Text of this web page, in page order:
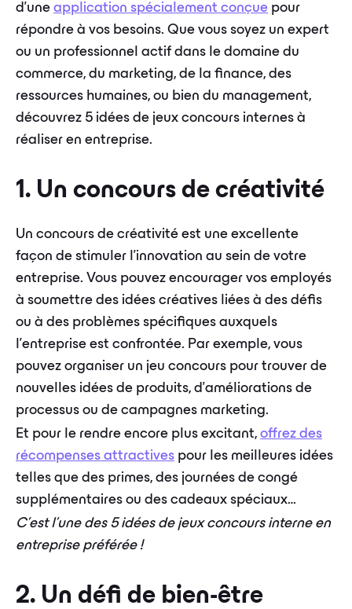
d’une application spécialement conçue pour
répondre à vos besoins. Que vous soyez un expert
ou un professionnel actif dans le domaine du
commerce, du marketing, de la finance, des
ressources humaines, ou bien du management,
découvrez 5 idées de jeux concours internes à
réaliser en entreprise.
1. Un concours de créativité
Un concours de créativité est une excellente
façon de stimuler l'innovation au sein de votre
entreprise. Vous pouvez encourager vos employés
à soumettre des idées créatives liées à des défis
ou à des problèmes spécifiques auxquels
l'entreprise est confrontée. Par exemple, vous
pouvez organiser un jeu concours pour trouver de
nouvelles idées de produits, d'améliorations de
processus ou de campagnes marketing.
Et pour le rendre encore plus excitant, offrez des
récompenses attractives pour les meilleures idées
telles que des primes, des journées de congé
supplémentaires ou des cadeaux spéciaux…
C’est l’une des 5 idées de jeux concours interne en
entreprise préférée !
2. Un défi de bien-être